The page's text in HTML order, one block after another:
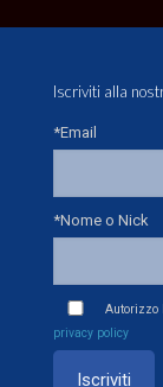
Iscriviti alla
*Email
*Nome o Nick
Autorizzo
privacy policy